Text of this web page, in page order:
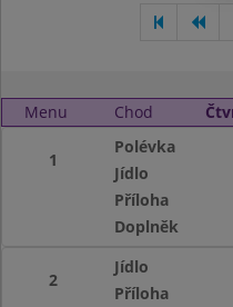
Menu Chod
1
Polévka
Jídlo
Příloha
Doplněk
2
Jídlo
Příloha